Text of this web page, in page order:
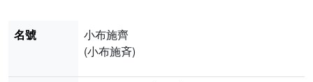
名號
小布施齊
(小布施斉)